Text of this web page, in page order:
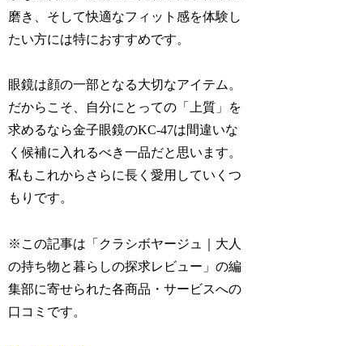
磨き、そして快適なフィット感を体験し
たい方には特におすすめです。
眼鏡は顔の一部となる大切なアイテム。
だからこそ、自分にとっての「上質」を
求めるなら金子眼鏡のKC-47は間違いな
く候補に入れるべき一品だと思います。
私もこれからさらに長く愛用していくつ
もりです。
※この記事は「クラシボヤージュ｜大人
の持ち物と暮らしの探求レビュー」の編
集部に寄せられた各商品・サービスへの
口コミです。